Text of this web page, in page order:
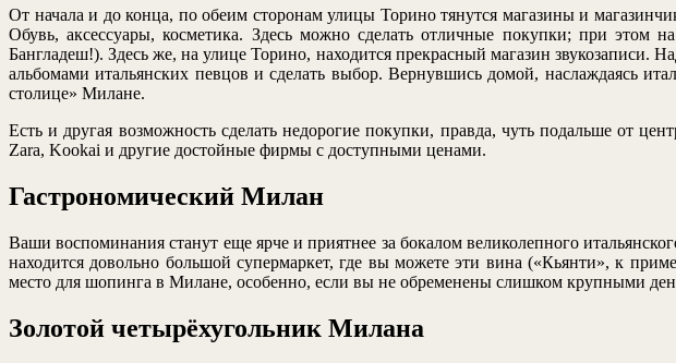
От начала и до конца, по обеим сторонам улицы Торино тянутся магазины и
Обувь, аксессуары, косметика. Здесь можно сделать отличные покупки; при
Бангладеш!). Здесь же, на улице Торино, находится прекрасный магазин
альбомами итальянских певцов и сделать выбор. Вернувшись домой, наслаждаясь
столице» Милане.
Есть и другая возможность сделать недорогие покупки, правда, чуть подальше от
Zara, Kookai и другие достойные фирмы с доступными ценами.
Гастрономический Милан
Ваши воспоминания станут еще ярче и приятнее за бокалом великолепного
находится довольно большой супермаркет, где вы можете эти вина («Кьянти», к
место для шопинга в Милане, особенно, если вы не обременены слишком крупными
Золотой четырёхугольник Милана